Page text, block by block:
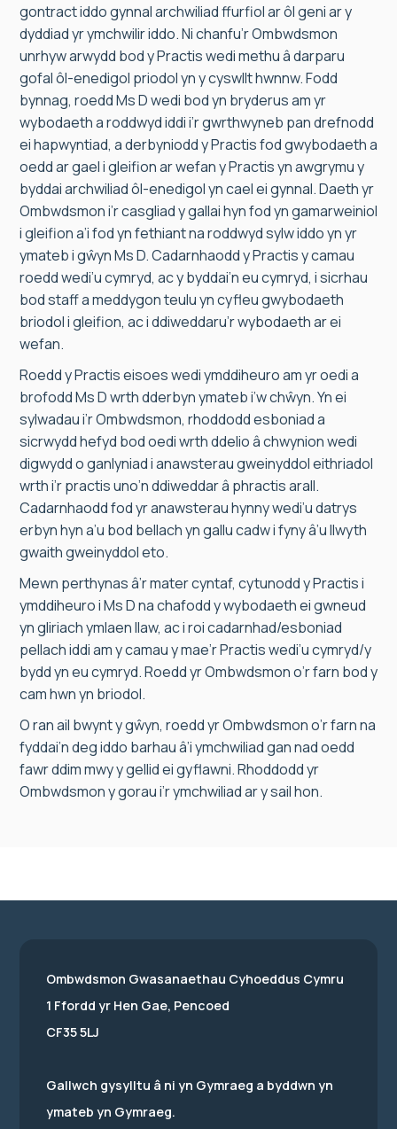
gontract iddo gynnal archwiliad ffurfiol ar ôl geni ar y
dyddiad yr ymchwilir iddo. Ni chanfu’r Ombwdsmon
unrhyw arwydd bod y Practis wedi methu â darparu
gofal ôl-enedigol priodol yn y cyswllt hwnnw. Fodd
bynnag, roedd Ms D wedi bod yn bryderus am yr
wybodaeth a roddwyd iddi i’r gwrthwyneb pan drefnodd
ei hapwyntiad, a derbyniodd y Practis fod gwybodaeth a
oedd ar gael i gleifion ar wefan y Practis yn awgrymu y
byddai archwiliad ôl-enedigol yn cael ei gynnal. Daeth yr
Ombwdsmon i’r casgliad y gallai hyn fod yn gamarweiniol
i gleifion a’i fod yn fethiant na roddwyd sylw iddo yn yr
ymateb i gŵyn Ms D. Cadarnhaodd y Practis y camau
roedd wedi’u cymryd, ac y byddai’n eu cymryd, i sicrhau
bod staff a meddygon teulu yn cyfleu gwybodaeth
briodol i gleifion, ac i ddiweddaru’r wybodaeth ar ei
wefan.
Roedd y Practis eisoes wedi ymddiheuro am yr oedi a
brofodd Ms D wrth dderbyn ymateb i’w chŵyn. Yn ei
sylwadau i’r Ombwdsmon, rhoddodd esboniad a
sicrwydd hefyd bod oedi wrth ddelio â chwynion wedi
digwydd o ganlyniad i anawsterau gweinyddol eithriadol
wrth i’r practis uno’n ddiweddar â phractis arall.
Cadarnhaodd fod yr anawsterau hynny wedi’u datrys
erbyn hyn a’u bod bellach yn gallu cadw i fyny â’u llwyth
gwaith gweinyddol eto.
Mewn perthynas â’r mater cyntaf, cytunodd y Practis i
ymddiheuro i Ms D na chafodd y wybodaeth ei gwneud
yn gliriach ymlaen llaw, ac i roi cadarnhad/esboniad
pellach iddi am y camau y mae’r Practis wedi’u cymryd/y
bydd yn eu cymryd. Roedd yr Ombwdsmon o’r farn bod y
cam hwn yn briodol.
O ran ail bwynt y gŵyn, roedd yr Ombwdsmon o’r farn na
fyddai’n deg iddo barhau â’i ymchwiliad gan nad oedd
fawr ddim mwy y gellid ei gyflawni. Rhoddodd yr
Ombwdsmon y gorau i’r ymchwiliad ar y sail hon.
Ombwdsmon Gwasanaethau Cyhoeddus Cymru
1 Ffordd yr Hen Gae, Pencoed
CF35 5LJ
Gallwch gysylltu â ni yn Gymraeg a byddwn yn
ymateb yn Gymraeg.